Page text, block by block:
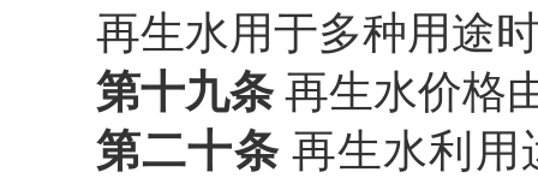
再生水用于多种用途
第十九条 再生水价格
第二十条 再生水利用